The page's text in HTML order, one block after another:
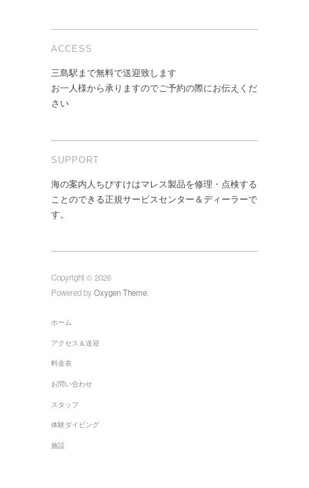
ACCESS
三島駅まで無料で送迎致します
お一人様から承りますのでご予約の際にお伝えくだ
さい
SUPPORT
海の案内人ちびすけはマレス製品を修理・点検する
ことのできる正規サービスセンター＆ディーラーで
す。
Copyright © 2026
Powered byOxygen Theme
ホーム
アクセス＆送迎
料金表
お問い合わせ
スタッフ
体験ダイビング
施設